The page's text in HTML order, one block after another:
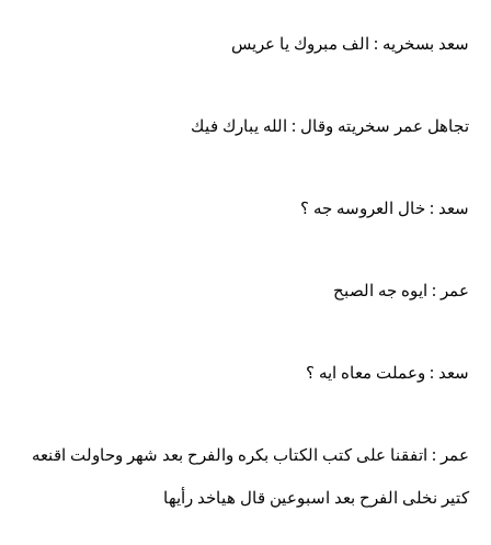
سعد بسخريه : الف مبروك يا عريس
تجاهل عمر سخريته وقال : الله يبارك فيك
سعد : خال العروسه جه ؟
عمر : ايوه جه الصبح
سعد : وعملت معاه ايه ؟
عمر : اتفقنا على كتب الكتاب بكره والفرح بعد شهر وحاولت اقنعه
كتير نخلى الفرح بعد اسبوعين قال هياخد رأيها